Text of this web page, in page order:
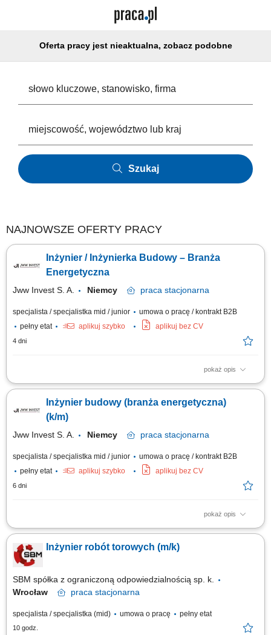
Oferta pracy jest nieaktualna, zobacz podobne
Szukaj
NAJNOWSZE OFERTY PRACY
Inżynier / Inżynierka Budowy – Branża
Energetyczna
Jww Invest S. A. Niemcy praca stacjonarna
specjalista / specjalistka mid / junior
umowa o pracę / kontrakt B2B
pełny etat
aplikuj szybko aplikuj bez CV
4 dni
pokaż opis
Zakres obowiązków: Współudział w przygotowaniu, realizacji oraz
przez podwykonawców. Pomoc w planowaniu pracy brygad oraz
koordynacji zespołu. Analiza dokumentacji technicznej i weryfikacja
Inżynier budowy (branża energetyczna)
(k/m)
Jww Invest S. A. Niemcy praca stacjonarna
specjalista / specjalistka mid / junior
umowa o pracę / kontrakt B2B
pełny etat
aplikuj szybko aplikuj bez CV
6 dni
pokaż opis
Zakres obowiązków: przygotowanie, realizacja i rozliczanie zleconych
zarządzaniu podległym zespołem pracowników, planowanie i organizacja
prac dla brygad, weryfikacja dokumentacji technicznej pod kątem
Inżynier robót torowych (m/k)
SBM spółka z ograniczoną odpowiedzialnością sp. k.
Wrocław
praca stacjonarna
specjalista / specjalistka (mid) umowa o pracę pełny etat
10 godz.